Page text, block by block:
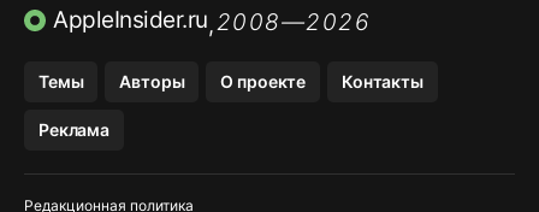
ПРИЛОЖЕНИЯ БЕЗ APP STORE
AppleInsider.ru,2008—2026
Темы Авторы О проекте Контакты
Реклама
Редакционная политика